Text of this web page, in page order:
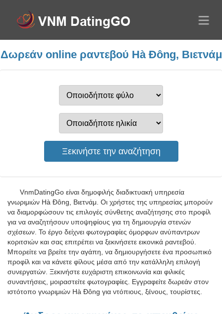
Δωρεάν online ραντεβού Hà Đông, Βιετνάμ
VnmDatingGo είναι δημοφιλής διαδικτυακή υπηρεσία
γνωριμιών Hà Đông, Βιετνάμ. Οι χρήστες της υπηρεσίας μπορούν
να διαμορφώσουν τις επιλογές σύνθετης αναζήτησης στο προφίλ
για να αναζητήσουν υποψηφίους για τη δημιουργία στενών
σχέσεων. Το έργο δείχνει φωτογραφίες όμορφων ανύπαντρων
κοριτσιών και σας επιτρέπει να ξεκινήσετε εικονικά ραντεβού.
Μπορείτε να βρείτε την αγάπη, να δημιουργήσετε ένα προσωπικό
προφίλ και να κάνετε φίλους μέσα από την κατάλληλη επιλογή
συνεργατών. Ξεκινήστε ευχάριστη επικοινωνία και φιλικές
συναντήσεις, μοιραστείτε φωτογραφίες. Εγγραφείτε δωρεάν στον
ιστότοπο γνωριμιών Hà Đông για ντόπιους, ξένους, τουρίστες.